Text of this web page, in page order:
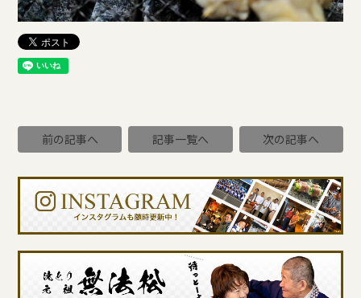
前の記事へ 記事一覧へ 次の記事へ